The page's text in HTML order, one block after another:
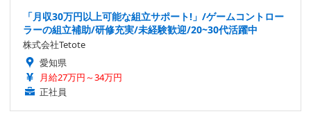
「月収30万円以上可能な組立サポート!」/ゲームコントロー
ラーの組立補助/研修充実/未経験歓迎/20~30代活躍中
株式会社Tetote
愛知県
月給27万円～34万円
正社員